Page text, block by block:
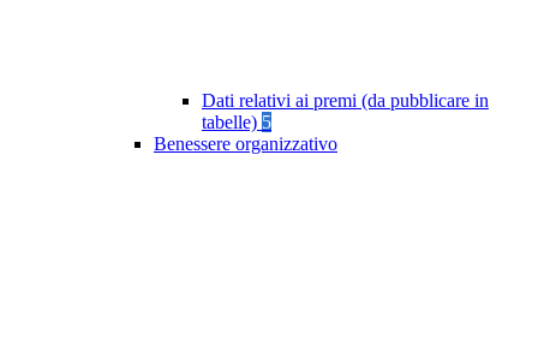
Dati relativi ai premi (da pubblicare in
tabelle) 5
Benessere organizzativo